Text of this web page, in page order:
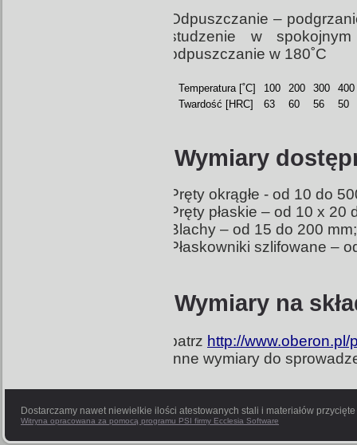
Odpuszczanie –
studzenie w
odpuszczanie w 180˚C
Temperatura [˚C] 100 200 300
400
Twardość [HRC]
63 60 56 50
Wymiary
Pręty okrągłe - od 10 do
Pręty płaskie – od 10 x 20
Blachy – od 15 do 200 mm;
Płaskowniki szlifowane –
Wymiary na
patrz http://
Inne wymiary do
Dostarczamy nawet niewielkie ilości atestowanych stali i materiałów
Witryna opracowana za pomocą programu PSI firmy Ecclesia Software